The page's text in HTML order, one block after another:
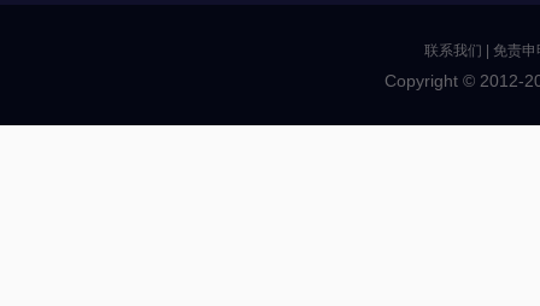
联系我们 免责申
Copyright © 2012-